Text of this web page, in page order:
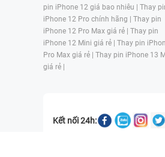
pin iPhone 12 giá bao nhiêu | Thay
iPhone 12 Pro chính hãng | Thay pin
iPhone 12 Pro Max giá rẻ | Thay pin
iPhone 12 Mini giá rẻ | Thay pin
Pro Max giá rẻ | Thay pin iPhone 13
giá rẻ |
Kết nối 24h: